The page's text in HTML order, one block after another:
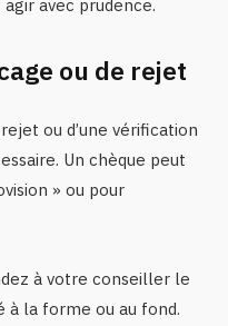
avec prudence.
ou de rejet
ou d’une vérification
Un chèque peut
» ou pour
à votre conseiller le
à la forme ou au fond.